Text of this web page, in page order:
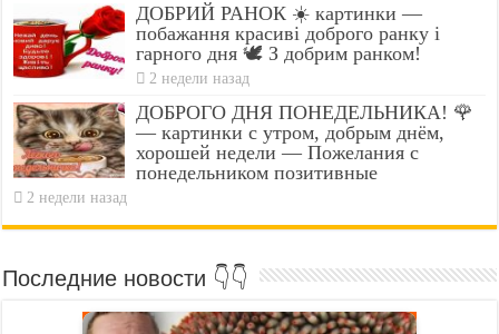
ДОБРИЙ РАНОК ☀️ картинки —
побажання красиві доброго ранку і
гарного дня 🕊️ З добрим ранком!
2 недели назад
ДОБРОГО ДНЯ ПОНЕДЕЛЬНИКА! 🌹
— картинки с утром, добрым днём,
хорошей недели — Пожелания с
понедельником позитивные
2 недели назад
Последние новости 👇👇